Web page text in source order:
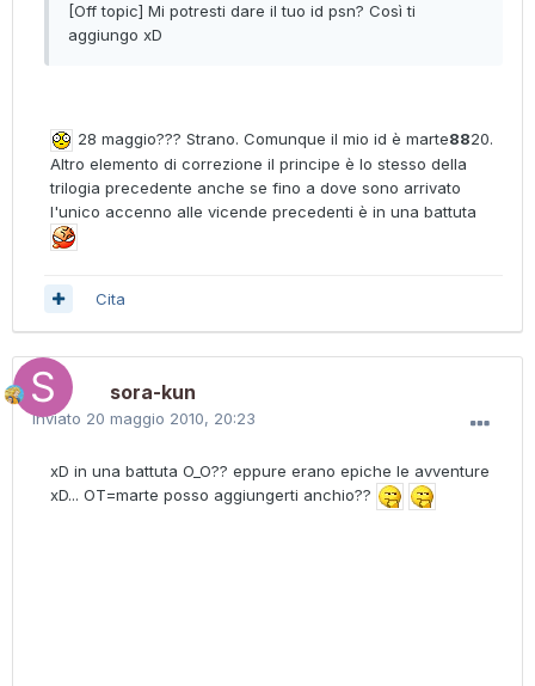
[Off topic] Mi potresti dare il tuo id psn? Così ti
aggiungo xD
28 maggio??? Strano. Comunque il mio id è marte8820.
Altro elemento di correzione il principe è lo stesso della
trilogia precedente anche se fino a dove sono arrivato
l'unico accenno alle vicende precedenti è in una battuta
Cita
sora-kun
Inviato 20 maggio 2010, 20:23
xD in una battuta O_O?? eppure erano epiche le avventure
xD... OT=marte posso aggiungerti anchio??